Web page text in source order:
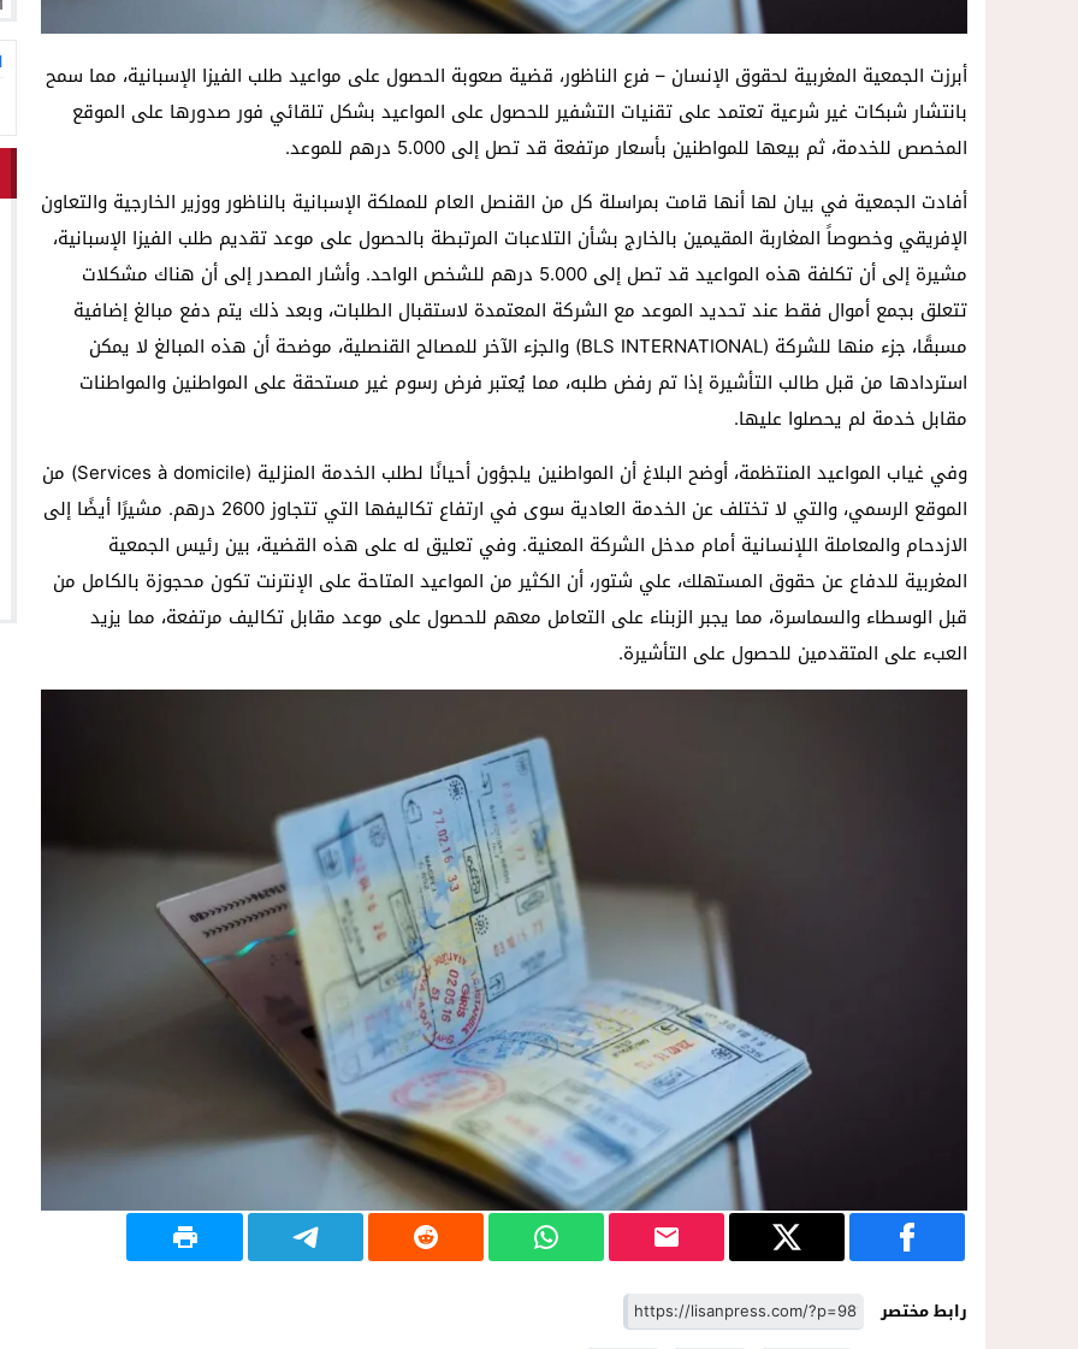
أبرزت الجمعية المغربية لحقوق الإنسان – فرع الناظور، قضية صعوبة الحصول على مواعيد طلب الفيزا الإسبانية، مما سمح
بانتشار شبكات غير شرعية تعتمد على تقنيات التشفير للحصول على المواعيد بشكل تلقائي فور صدورها على الموقع
المخصص للخدمة، ثم بيعها للمواطنين بأسعار مرتفعة قد تصل إلى 5.000 درهم للموعد.
أفادت الجمعية في بيان لها أنها قامت بمراسلة كل من القنصل العام للمملكة الإسبانية بالناظور ووزير الخارجية والتعاون
الإفريقي وخصوصاً المغاربة المقيمين بالخارج بشأن التلاعبات المرتبطة بالحصول على موعد تقديم طلب الفيزا الإسبانية،
مشيرة إلى أن تكلفة هذه المواعيد قد تصل إلى 5.000 درهم للشخص الواحد. وأشار المصدر إلى أن هناك مشكلات
تتعلق بجمع أموال فقط عند تحديد الموعد مع الشركة المعتمدة لاستقبال الطلبات، وبعد ذلك يتم دفع مبالغ إضافية
مسبقًا، جزء منها للشركة (BLS INTERNATIONAL) والجزء الآخر للمصالح القنصلية، موضحة أن هذه المبالغ لا يمكن
استردادها من قبل طالب التأشيرة إذا تم رفض طلبه، مما يُعتبر فرض رسوم غير مستحقة على المواطنين والمواطنات
مقابل خدمة لم يحصلوا عليها.
وفي غياب المواعيد المنتظمة، أوضح البلاغ أن المواطنين يلجؤون أحيانًا لطلب الخدمة المنزلية (Services à domicile) من
الموقع الرسمي، والتي لا تختلف عن الخدمة العادية سوى في ارتفاع تكاليفها التي تتجاوز 2600 درهم. مشيرًا أيضًا إلى
الازدحام والمعاملة اللإنسانية أمام مدخل الشركة المعنية. وفي تعليق له على هذه القضية، بين رئيس الجمعية
المغربية للدفاع عن حقوق المستهلك، علي شتور، أن الكثير من المواعيد المتاحة على الإنترنت تكون محجوزة بالكامل من
قبل الوسطاء والسماسرة، مما يجبر الزبناء على التعامل معهم للحصول على موعد مقابل تكاليف مرتفعة، مما يزيد
العبء على المتقدمين للحصول على التأشيرة.
رابط مختصر